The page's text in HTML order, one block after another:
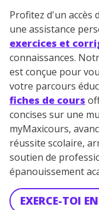
Profitez d'un accès
une assistance
exercices et
connaissances.
est conçue pour
votre parcours
fiches de cours
concises sur une
myMaxicours,
réussite scolaire,
soutien de
épanouissement
EXERCE-TOI